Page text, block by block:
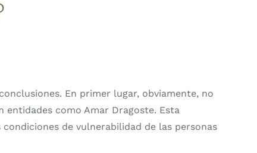
En primer lugar, obviamente, no
como Amar Dragoste. Esta
de vulnerabilidad de las personas